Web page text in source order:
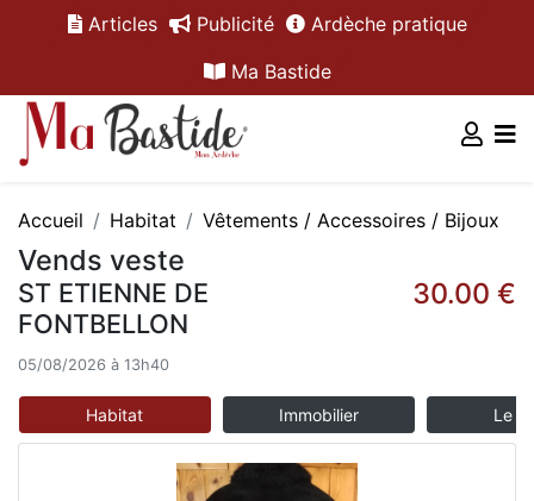
Articles Publicité
Ardèche pratique
Ma Bastide
Accueil Habitat Vêtements / Accessoires / Bijoux
Vends veste
ST ETIENNE DE
FONTBELLON
05/08/2026 à 13h40
30.00 €
Habitat Immobilier Le